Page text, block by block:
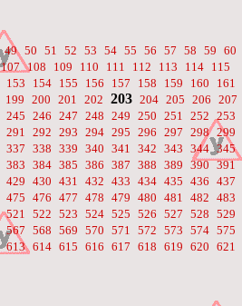
49 50 51 52 53 54 55 56 57 58 59 60
107 108 109 110 111 112 113 114 115
153 154 155 156 157 158 159 160
161
199 200 201 202 203 204 205 206 207
245 246 247 248 249 250 251 252 253
291 292 293 294 295 296 297 298 299
337 338 339 340 341 342 343 344 345
383 384 385 386 387 388 389 390 391
429 430 431 432 433 434 435 436 437
475 476 477 478 479 480 481 482 483
521 522 523 524 525 526 527 528 529
567 568 569 570 571 572 573 574 575
613 614 615 616 617 618 619 620 621